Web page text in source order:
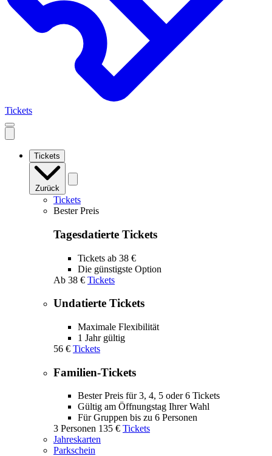
Tickets
Open
mobile
Tickets
Zurück
Tickets
Bester Preis
Tagesdatierte Tickets
Tickets ab 38 €
Die günstigste Option
Ab 38 € Tickets
Undatierte Tickets
Maximale Flexibilität
1 Jahr gültig
56 € Tickets
Familien-Tickets
Bester Preis für 3, 4, 5 oder 6 Tickets
Gültig am Öffnungstag Ihrer Wahl
Für Gruppen bis zu 6 Personen
3 Personen 135 € Tickets
Jahreskarten
Parkschein